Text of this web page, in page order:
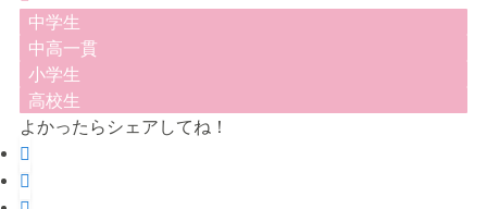
中学生
中高一貫
小学生
高校生
よかったらシェアしてね！